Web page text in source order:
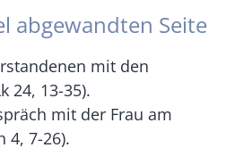
abgewandten Seite
mit den
24, 13-35).
mit der Frau am
4, 7-26).